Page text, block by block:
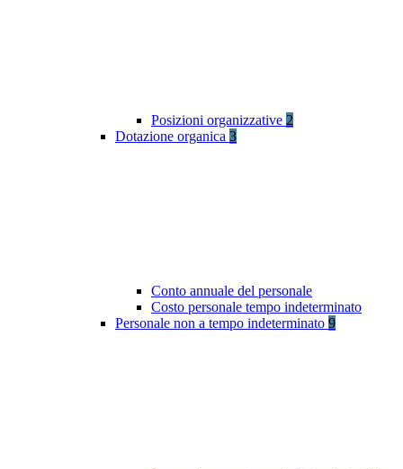
Posizioni organizzative 2
Dotazione organica 3
Conto annuale del personale
Costo personale tempo indeterminato
Personale non a tempo indeterminato 9